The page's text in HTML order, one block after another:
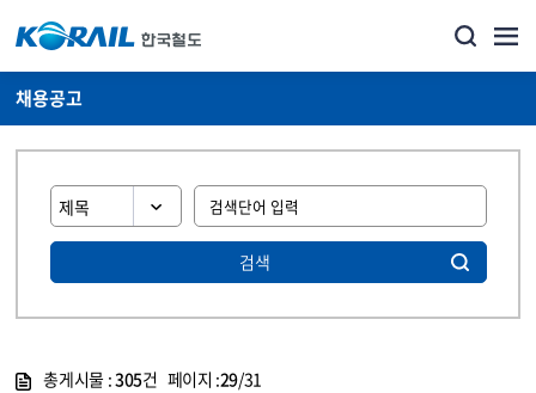
채용공고
검색
총게시물 :305건 페이지 :29/31